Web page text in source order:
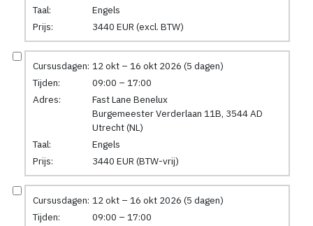
Taal:
Engels
Prijs:
3440 EUR (excl. BTW)
Cursusdagen: 12 okt – 16 okt 2026 (5 dagen)
Tijden:
09:00 – 17:00
Adres:
Fast Lane Benelux
Burgemeester Verderlaan 11B, 3544 AD
Utrecht (NL)
Taal:
Engels
Prijs:
3440 EUR (BTW-vrij)
Cursusdagen: 12 okt – 16 okt 2026 (5 dagen)
Tijden:
09:00 – 17:00